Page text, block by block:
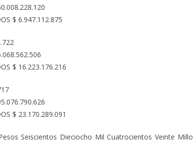
$ 6.947.112.875
$ 16.223.176.216
$ 23.170.289.091
Seiscientos Dieciocho Mil Cuatrocientos Veinte